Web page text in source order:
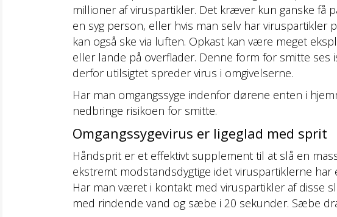
millioner af viruspartikler. Det kræver kun ganske få
en syg person, eller hvis man selv har
kan også ske via luften. Opkast kan være meget
eller lande på overflader. Denne form for smitte
derfor utilsigtet spreder virus i omgivelserne.
Har man omgangssyge indenfor dørene enten i
nedbringe risikoen for smitte.
Omgangssygevirus er ligeglad med sprit
Håndsprit er et effektivt supplement til at slå en
ekstremt modstandsdygtige idet viruspartiklerne
Har man været i kontakt med viruspartikler af disse
med rindende vand og sæbe i 20 sekunder. Sæbe